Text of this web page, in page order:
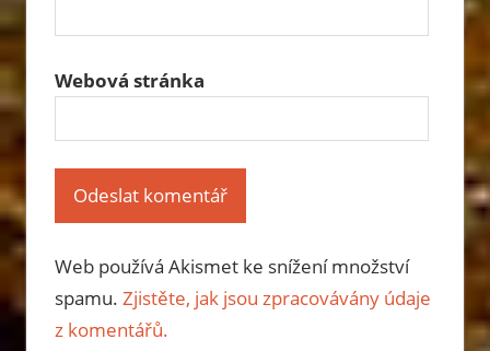
Webová stránka
Web používá Akismet ke snížení množství
spamu. Zjistěte, jak jsou zpracovávány údaje
z komentářů.